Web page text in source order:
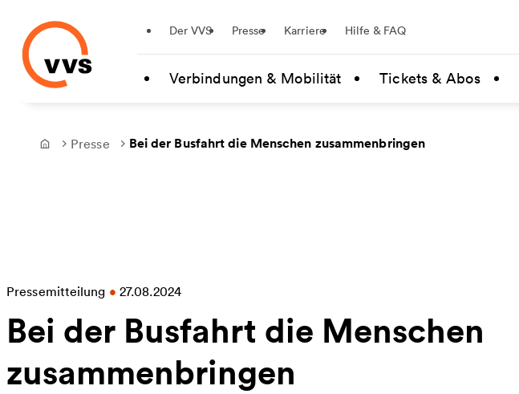
Zum Hauptinhalt springen
Der VVS Presse Karriere Hilfe & FAQ
Verbindungen & Mobilität Tickets & Abos
Frontpage
Presse Bei der Busfahrt die Menschen zusammenbringen
Pressemitteilung • 27.08.2024
Bei der Busfahrt die Menschen
zusammenbringen